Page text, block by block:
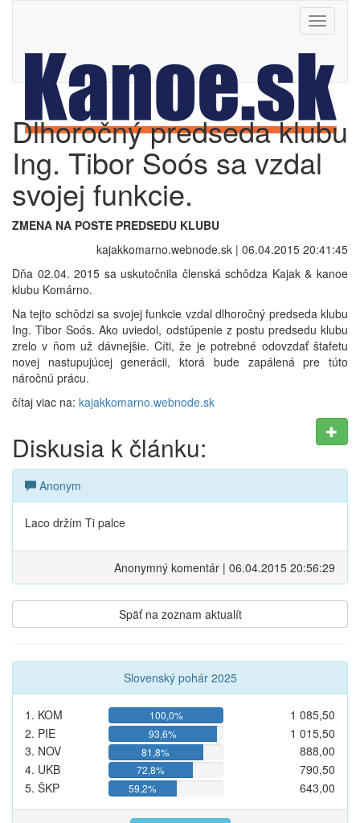
Toggle
Dlhoročný predseda klubu
Ing. Tibor Soós sa vzdal
svojej funkcie.
ZMENA NA POSTE PREDSEDU KLUBU
kajakkomarno.webnode.sk | 06.04.2015 20:41:45
Dňa 02.04. 2015 sa uskutočnila členská schôdza Kajak & kanoe
klubu Komárno.
Na tejto schôdzi sa svojej funkcie vzdal dlhoročný predseda klubu
Ing. Tibor Soós. Ako uviedol, odstúpenie z postu predsedu klubu
zrelo v ňom už dávnejšie. Cíti, že je potrebné odovzdať štafetu
novej nastupujúcej generácii, ktorá bude zapálená pre túto
náročnú prácu.
čítaj viac na: kajakkomarno.webnode.sk
Diskusia k článku:
Anonym
Laco držím Ti palce
Anonymný komentár | 06.04.2015 20:56:29
Späť na zoznam aktualít
Slovenský pohár 2025
1. KOM 100,0%
1 085,50
2. PIE
93,6%
1 015,50
3. NOV
81,8%
888,00
4. UKB
72,8%
790,50
5. ŠKP
59,2% 643,00